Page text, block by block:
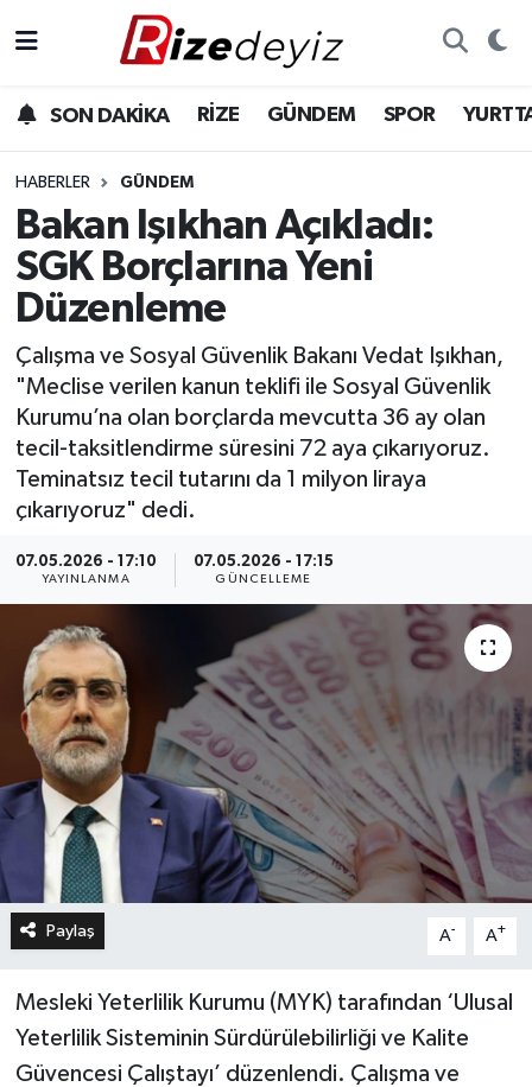
SON DAKİKA RİZE GÜNDEM SPOR
HABERLER GÜNDEM
Bakan Işıkhan Açıkladı:
SGK Borçlarına Yeni
Düzenleme
Çalışma ve Sosyal Güvenlik Bakanı Vedat Işıkhan,
"Meclise verilen kanun teklifi ile Sosyal Güvenlik
Kurumu’na olan borçlarda mevcutta 36 ay olan
tecil-taksitlendirme süresini 72 aya çıkarıyoruz.
Teminatsız tecil tutarını da 1 milyon liraya
çıkarıyoruz" dedi.
07.05.2026 - 17:10
YAYINLANMA
07.05.2026 - 17:15
GÜNCELLEME
Paylaş A- A+
Mesleki Yeterlilik Kurumu (MYK) tarafından ‘Ulusal
Yeterlilik Sisteminin Sürdürülebilirliği ve Kalite
Güvencesi Çalıştayı’ düzenlendi. Çalışma ve
Gündem
Yurttan Haberler
Ekonomi
Sağlık
Rize Hava Durumu
Rize Trafik Yoğunluk Haritası
Süper Lig Puan Durumu ve Fikstür
Son Dakika Haberleri
Haber Arşivi